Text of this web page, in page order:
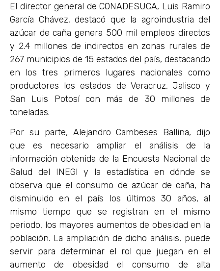
El director general de CONADESUCA, Luis Ramiro
García Chávez, destacó que la agroindustria del
azúcar de caña genera 500 mil empleos directos
y 2.4 millones de indirectos en zonas rurales de
267 municipios de 15 estados del país, destacando
en los tres primeros lugares nacionales como
productores los estados de Veracruz, Jalisco y
San Luis Potosí con más de 30 millones de
toneladas.
Por su parte, Alejandro Cambeses Ballina, dijo
que es necesario ampliar el análisis de la
información obtenida de la Encuesta Nacional de
Salud del INEGI y la estadística en dónde se
observa que el consumo de azúcar de caña, ha
disminuido en el país los últimos 30 años, al
mismo tiempo que se registran en el mismo
periodo, los mayores aumentos de obesidad en la
población. La ampliación de dicho análisis, puede
servir para determinar el rol que juegan en el
aumento de obesidad el consumo de alta